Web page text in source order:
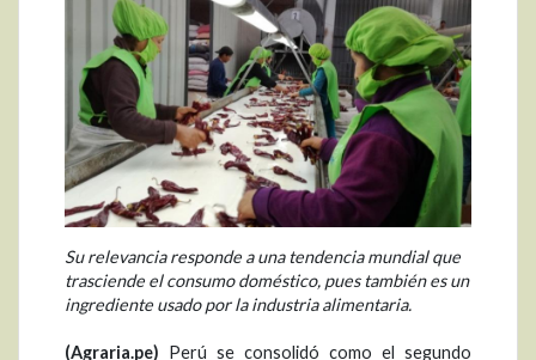
Su relevancia responde a una tendencia mundial que
trasciende el consumo doméstico, pues también es un
ingrediente usado por la industria alimentaria.
(Agraria.pe) Perú se consolidó como el segundo